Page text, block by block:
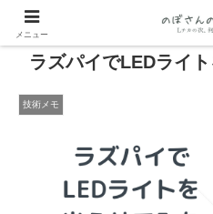
ラズパイでLEDライ
技術メモ
メニュー